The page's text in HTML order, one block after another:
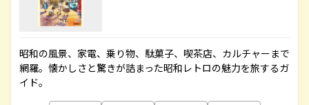
昭和の風景、家電、乗り物、駄菓子、喫茶店、カルチャーまで
網羅。懐かしさと驚きが詰まった昭和レトロの魅力を旅するガ
イド。